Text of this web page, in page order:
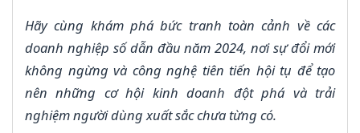
Hãy cùng khám phá bức tranh toàn cảnh về các
doanh nghiệp số dẫn đầu năm 2024, nơi sự đổi mới
không ngừng và công nghệ tiên tiến hội tụ để tạo
nên những cơ hội kinh doanh đột phá và trải
nghiệm người dùng xuất sắc chưa từng có.